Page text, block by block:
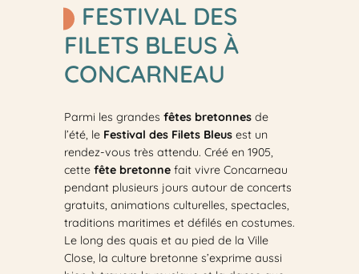
FESTIVAL DES
FILETS BLEUS À
CONCARNEAU
Parmi les grandes fêtes bretonnesde
l’été, le Festival des Filets Bleusest un
rendez-vous très attendu. Créé en 1905,
cette fête bretonnefait vivre Concarneau
pendant plusieurs jours autour de concerts
gratuits, animations culturelles, spectacles,
traditions maritimes et défilés en costumes.
Le long des quais et au pied de la Ville
Close, la culture bretonne s’exprime aussi